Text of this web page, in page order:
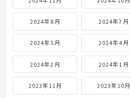
2024年8月 2024年7月
2024年5月 2024年4月
2024年2月 2024年1月
2023年11月 2023年10月